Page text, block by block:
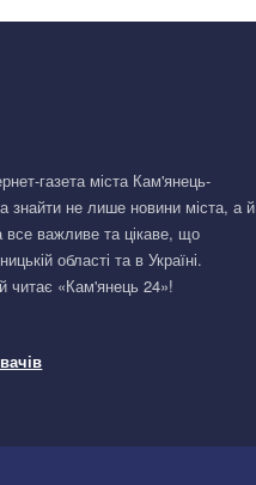
газета міста Кам'янець-
знайти не лише новини міста, а й
все важливе та цікаве, що
області та в Україні.
читає «Кам'янець 24»!